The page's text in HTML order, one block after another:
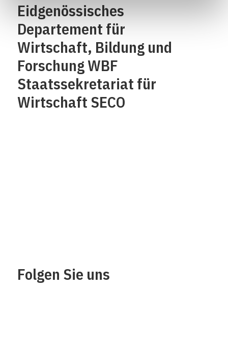
Eidgenössisches
Departement für
Wirtschaft, Bildung und
Forschung WBF
Staatssekretariat für
Wirtschaft SECO
Folgen Sie uns